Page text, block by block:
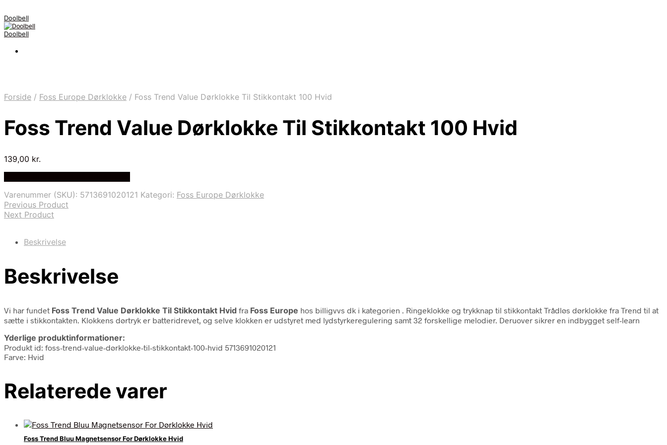
Doolbell
Doolbell
Forside / Foss Europe Dørklokke / Foss Trend Value Dørklokke Til Stikkontakt 100 Hvid
Foss Trend Value Dørklokke Til Stikkontakt 100 Hvid
139,00 kr.
Varenummer (SKU): 5713691020121 Kategori: Foss Europe Dørklokke
Previous Product
Next Product
Beskrivelse
Beskrivelse
Vi har fundet Foss Trend Value Dørklokke Til Stikkontakt Hvid fra Foss Europe hos billigvvs dk i kategorien
. Ringeklokke og trykknap til stikkontakt Trådløs dørklokke fra Trend til at
sætte i stikkontakten. Klokkens dørtryk er batteridrevet, og selve klokken er udstyret med lydstyrkeregulering samt 32 forskellige melodier. Deruover sikrer en indbygget self-learn
Yderlige produktinformationer:
Produkt id: foss-trend-value-dørklokke-til-stikkontakt-100-hvid 5713691020121
Farve: Hvid
Relaterede varer
Foss Trend Bluu Magnetsensor For Dørklokke Hvid